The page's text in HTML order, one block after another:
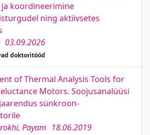
koordineerimine
ning aktiivsetes
03.09.2026
doktoritööd
of Thermal Analysis Tools for
Motors. Soojusanalüüsi
sünkroon-
Payam 18.06.2019